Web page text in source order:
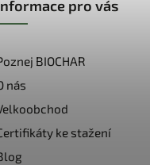
pro vás
BIOCHAR
nás
ke stažení